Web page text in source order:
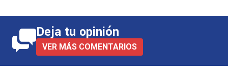
Deja tu opinión
VER MÁS COMENTARIOS